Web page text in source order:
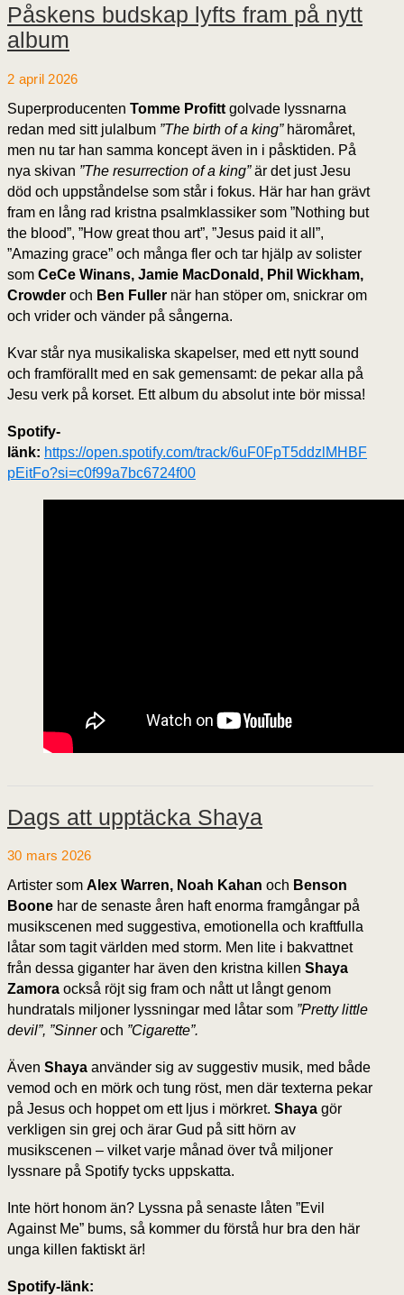
Påskens budskap lyfts fram på nytt
album
2 april 2026
Superproducenten Tomme Profitt golvade lyssnarna
redan med sitt julalbum ”The birth of a king” häromåret,
men nu tar han samma koncept även in i påsktiden. På
nya skivan ”The resurrection of a king”är det just Jesu
död och uppståndelse som står i fokus. Här har han grävt
fram en lång rad kristna psalmklassiker som ”Nothing but
the blood”, ”How great thou art”, ”Jesus paid it all”,
”Amazing grace” och många fler och tar hjälp av solister
som CeCe Winans, Jamie MacDonald, Phil Wickham,
Crowder och Ben Fuller när han stöper om, snickrar om
och vrider och vänder på sångerna.
Kvar står nya musikaliska skapelser, med ett nytt sound
och framförallt med en sak gemensamt: de pekar alla på
Jesu verk på korset. Ett album du absolut inte bör missa!
Spotify-
länk: https://open.spotify.com/track/6uF0FpT5ddzlMHBF
pEitFo?si=c0f99a7bc6724f00
Dags att upptäcka Shaya
30 mars 2026
Artister som Alex Warren, Noah Kahan och Benson
Boone har de senaste åren haft enorma framgångar på
musikscenen med suggestiva, emotionella och kraftfulla
låtar som tagit världen med storm. Men lite i bakvattnet
från dessa giganter har även den kristna killen Shaya
Zamora också röjt sig fram och nått ut långt genom
hundratals miljoner lyssningar med låtar som ”Pretty little
devil”, ”Sinneroch ”Cigarette”.
Även Shaya använder sig av suggestiv musik, med både
vemod och en mörk och tung röst, men där texterna pekar
på Jesus och hoppet om ett ljus i mörkret. Shaya gör
verkligen sin grej och ärar Gud på sitt hörn av
musikscenen – vilket varje månad över två miljoner
lyssnare på Spotify tycks uppskatta.
Inte hört honom än? Lyssna på senaste låten ”Evil
Against Me” bums, så kommer du förstå hur bra den här
unga killen faktiskt är!
Spotify-länk: